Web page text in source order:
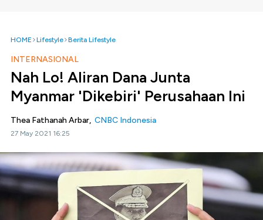
HOME Lifestyle Berita Lifestyle
INTERNASIONAL
Nah Lo! Aliran Dana Junta
Myanmar 'Dikebiri' Perusahaan Ini
Thea Fathanah Arbar, CNBC Indonesia
27 May 2021 16:25